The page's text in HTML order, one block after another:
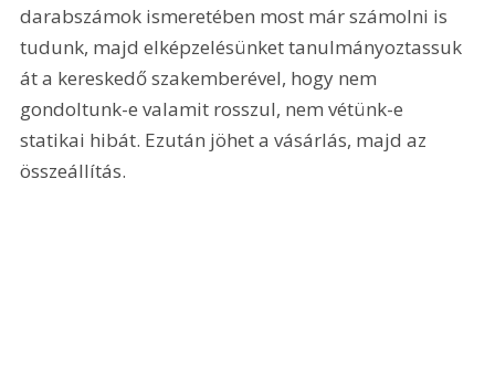
darabszámok ismeretében most már számolni is
tudunk, majd elképzelésünket tanulmányoztassuk
át a kereskedő szakemberével, hogy nem
gondoltunk-e valamit rosszul, nem vétünk-e
statikai hibát. Ezután jöhet a vásárlás, majd az
összeállítás.